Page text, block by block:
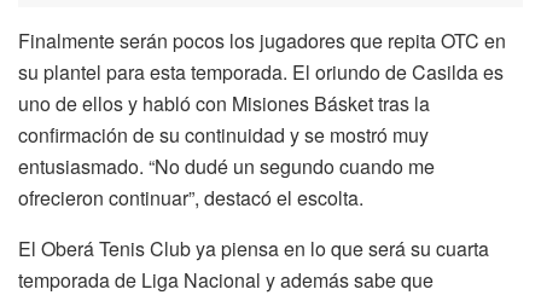
Finalmente serán pocos los jugadores que repita OTC en
su plantel para esta temporada. El oriundo de Casilda es
uno de ellos y habló con Misiones Básket tras la
confirmación de su continuidad y se mostró muy
entusiasmado. “No dudé un segundo cuando me
ofrecieron continuar”, destacó el escolta.
El Oberá Tenis Club ya piensa en lo que será su cuarta
temporada de Liga Nacional y además sabe que